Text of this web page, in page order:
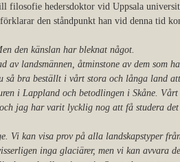
hedersdoktor vid Uppsala
den ståndpunkt han vid denna tid
den känslan har bleknat något.
av landsmännen, åtminstone av dem som
bra beställt i vårt stora och långa land
i Lappland och betodlingen i Skåne.
jag har varit lycklig nog att få studera
Vi kan visa prov på alla landskapstyper
inga glaciärer, men vi kan avvara